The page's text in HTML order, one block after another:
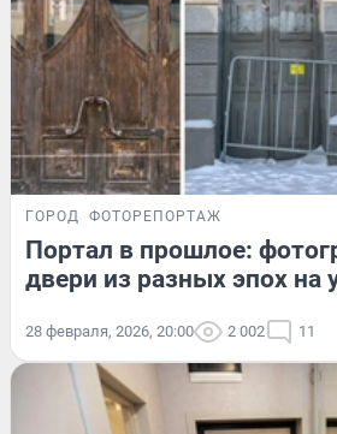
ГОРОД ФОТОРЕПОРТАЖ
Портал в прошлое:
двери из разных эпох на
28 февраля, 2026, 20:00 2 002 11